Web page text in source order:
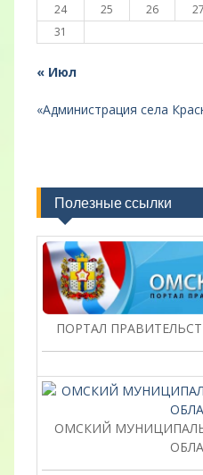
24
25 26 27
31
« Июл
«Администрация села
Полезные ссылки
ПОРТАЛ
ОМСКИЙ